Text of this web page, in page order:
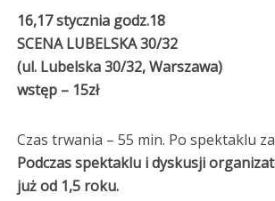
16,17 stycznia godz.18
SCENA LUBELSKA 30/32
(ul. Lubelska 30/32, Warszawa)
wstęp – 15zł
Czas trwania – 55 min. Po spektaklu
Podczas spektaklu i dyskusji
już od 1,5 roku.